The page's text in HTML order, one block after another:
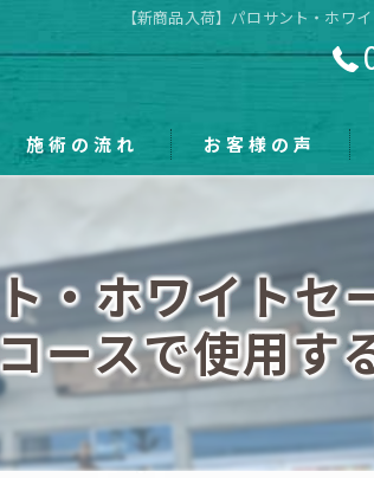
【新商品入荷】パロサント・ホワ
施術の流れ お客様の声
・ホワイトセ
ースで使用す